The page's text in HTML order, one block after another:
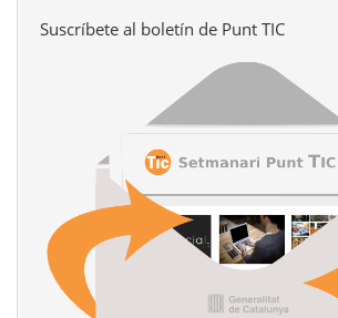
Suscríbete al boletín de Punt TIC